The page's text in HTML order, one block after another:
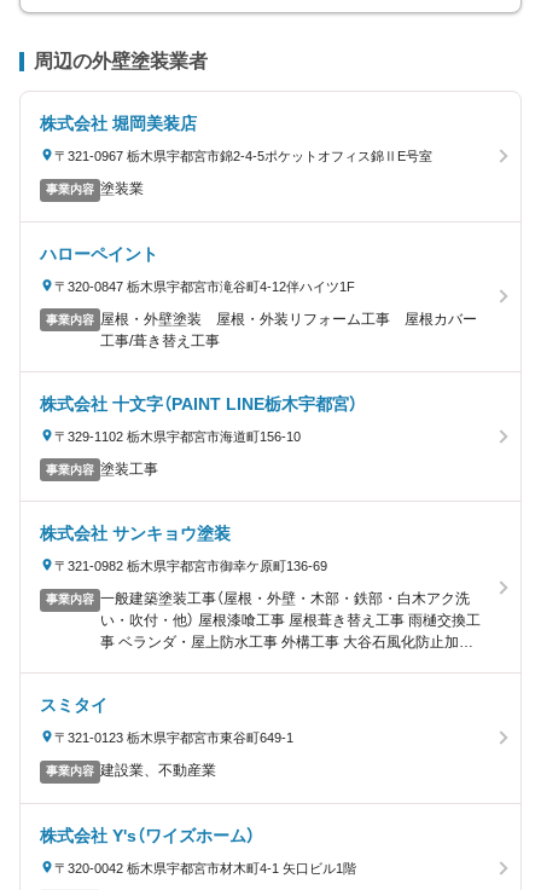
周辺の外壁塗装業者
株式会社 堀岡美装店
〒321-0967 栃木県宇都宮市錦2-4-5ポケットオフィス錦ⅡE号室
事業内容 塗装業
ハローペイント
〒320-0847 栃木県宇都宮市滝谷町4-12伴ハイツ1F
事業内容 屋根・外壁塗装 屋根・外装リフォーム工事 屋根カバー
工事/葺き替え工事
株式会社 十文字（PAINT LINE栃木宇都宮）
〒329-1102 栃木県宇都宮市海道町156-10
事業内容 塗装工事
株式会社 サンキョウ塗装
〒321-0982 栃木県宇都宮市御幸ケ原町136-69
事業内容 一般建築塗装工事（屋根・外壁・木部・鉄部・白木アク洗
い・吹付・他） 屋根漆喰工事 屋根葺き替え工事 雨樋交換工
事 ベランダ・屋上防水工事 外構工事 大谷石風化防止加工
掃・クラック補修・瓦止め工事）
スミタイ
〒321-0123 栃木県宇都宮市東谷町649-1
事業内容 建設業、不動産業
株式会社 Y's（ワイズホーム）
〒320-0042 栃木県宇都宮市材木町4-1 矢口ビル1階